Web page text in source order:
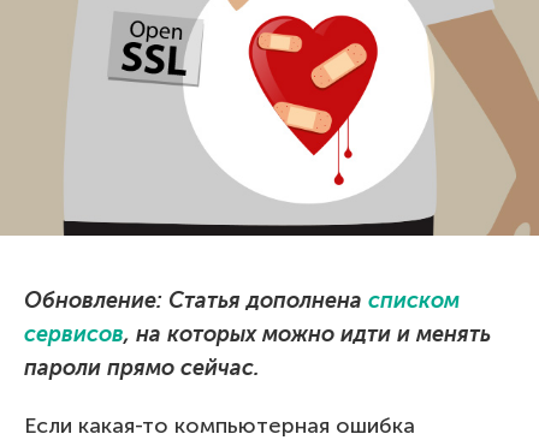
Обновление: Статья дополнена списком
сервисов, на которых можно идти и менять
пароли прямо сейчас.
Если какая-то компьютерная ошибка